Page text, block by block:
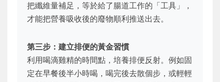
把纖維量補足，等於給了腸道工作的「工具」，
才能把營養吸收後的廢物順利推送出去。
第三步：建立排便的黃金習慣
利用喝滴雞精的時間點，培養排便反射。例如固
定在早餐後半小時喝，喝完後去散個步，或輕輕